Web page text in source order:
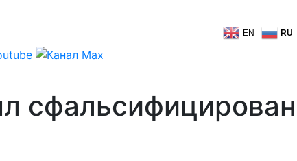
EN RU
сфальсифицирован